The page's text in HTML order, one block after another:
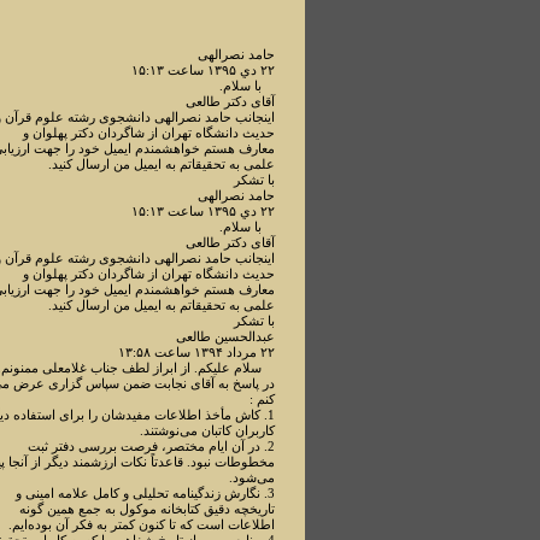
حامد نصرالهی
۲۲ دي ۱۳۹۵ ساعت ۱۵:۱۳
با سلام.
آقای دکتر طالعی
اینجانب حامد نصرالهی دانشجوی رشته علوم قرآن
حدیث دانشگاه تهران از شاگردان دکتر پهلوان و
معارف هستم خواهشمندم ایمیل خود را جهت
علمی به تحقیقاتم به ایمیل من ارسال کنید.
با تشکر
حامد نصرالهی
۲۲ دي ۱۳۹۵ ساعت ۱۵:۱۳
با سلام.
آقای دکتر طالعی
اینجانب حامد نصرالهی دانشجوی رشته علوم قرآن
حدیث دانشگاه تهران از شاگردان دکتر پهلوان و
معارف هستم خواهشمندم ایمیل خود را جهت
علمی به تحقیقاتم به ایمیل من ارسال کنید.
با تشکر
عبدالحسین طالعی
۲۲ مرداد ۱۳۹۴ ساعت ۱۳:۵۸
سلام علیکم. از ابراز لطف جناب غلامعلی ممنونم.
در پاسخ به آقای نجابت ضمن سپاس گزاری عرض
کنم :
1. کاش مأخذ اطلاعات مفیدشان را برای استفاده
کاربران کاتبان می‌نوشتند.
2. در آن ایام مختصر، فرصت بررسی دفتر ثبت
مخطوطات نبود. قاعدتاً نکات ارزشمند دیگر از آنجا
می‌شود.
3. نگارش زندگینامه تحلیلی و کامل علامه امینی و
تاریخچه دقیق کتابخانه موکول به جمع همین گونه
اطلاعات است که تا کنون کمتر به فکر آن بوده‌ایم.